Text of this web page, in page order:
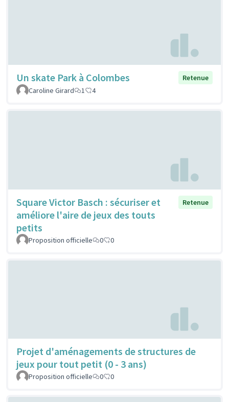
Un skate Park à Colombes
Retenue
Caroline Girard
1 4
Square Victor Basch : sécuriser et
améliore l'aire de jeux des touts
petits
Retenue
Proposition officielle 0 0
Projet d'aménagements de structures de
jeux pour tout petit (0 - 3 ans)
Proposition officielle 0 0